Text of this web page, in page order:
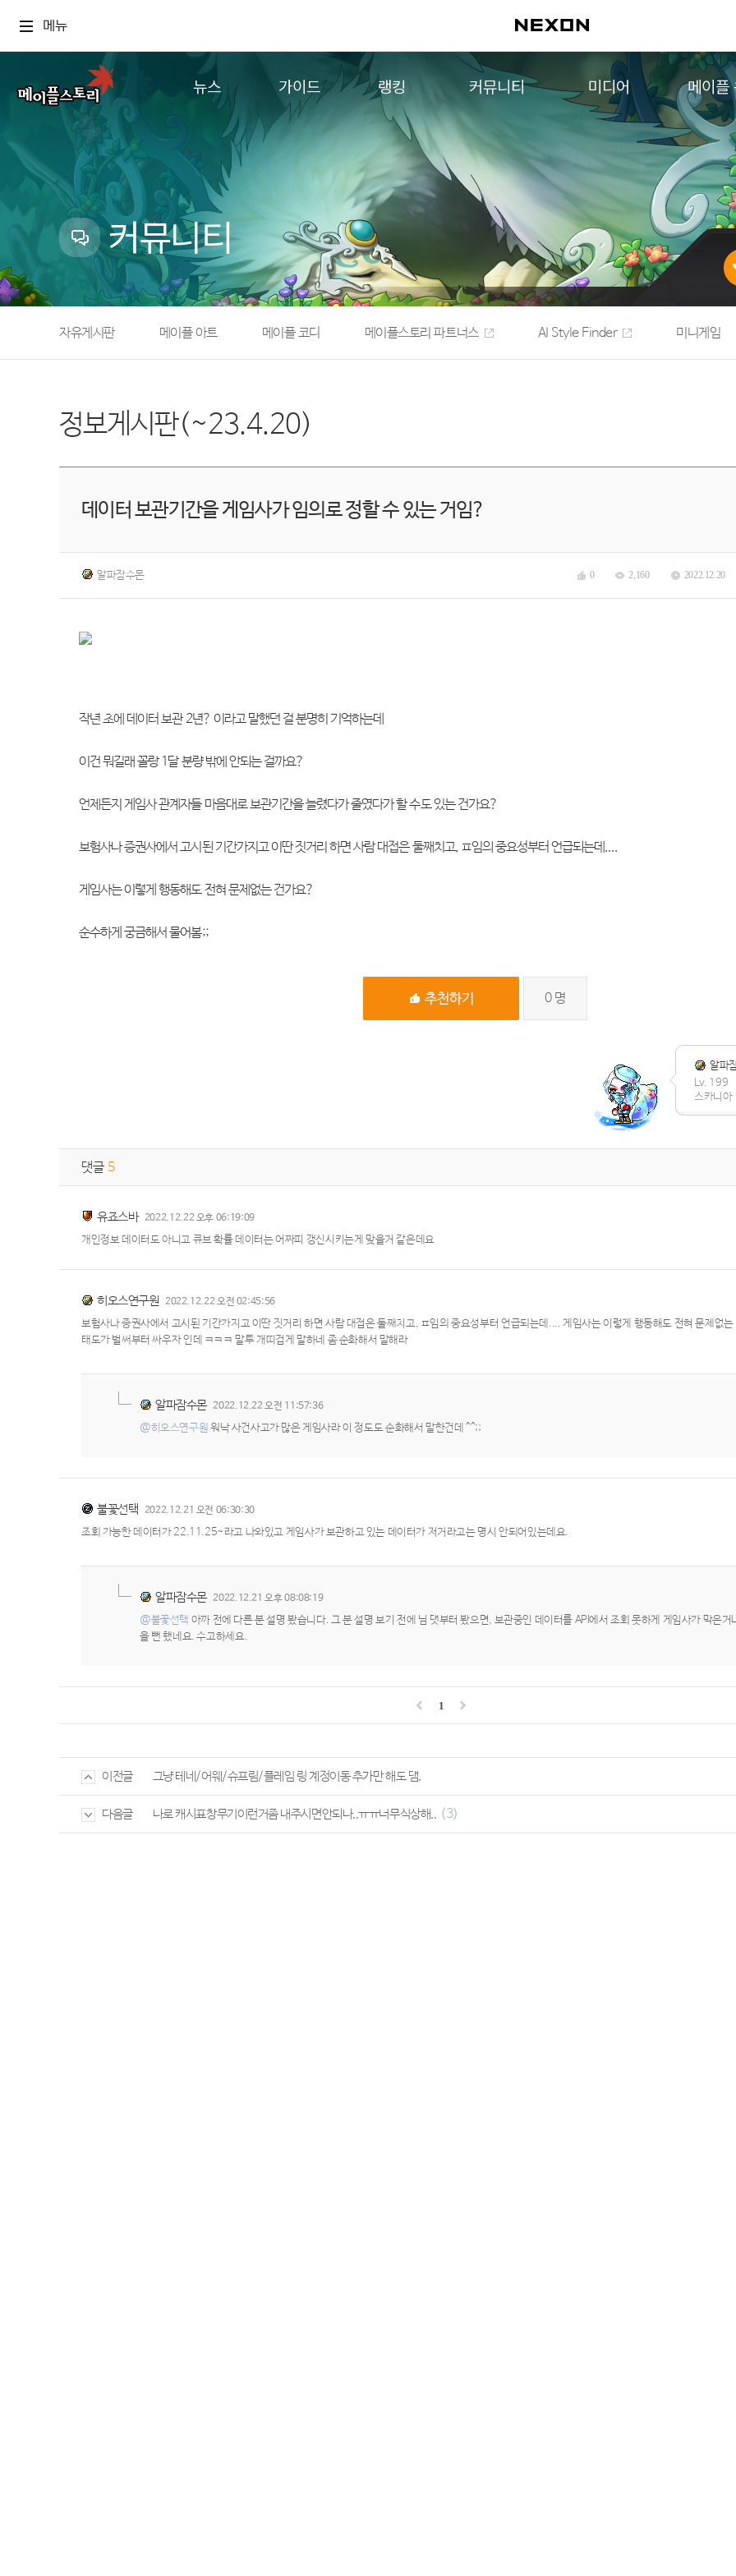
메뉴
뉴스
업데이트
이벤트
캐시샵 공지
메이플 알림판
with maple
가이드
추가정보
랭킹
컨텐츠 랭킹
커뮤니티
자유게시판
메이플 아트
메이플 코디
메이플스토리 파트너스
AI Style Finder
미니게임
커뮤니티 아카이브
미디어 메이플
메이플
커뮤니티
자유게시판 메이플 아트 메이플 코디 메이플스토리 파트너스 AI Style Finder 미니게임
정보게시판(~23.4.20)
데이터 보관기간을 게임사가 임의로 정할 수 있는 거임?
알파잠수몬 0 2,160 2022.12.20
작년 초에 데이터 보관 2년? 이라고 말했던 걸 분명히 기억하는데
이건 뭐길래 꼴랑 1달 분량 밖에 안되는 걸까요?
언제든지 게임사 관계자들 마음대로 보관기간을 늘렸다가 줄였다가 할 수도 있는 건가요?
보험사나 증권사에서 고시된 기간가지고 이딴 짓거리 하면 사람 대접은 둘째치고, ㅍ임의 중요성부터 언급되는데....
게임사는 이렇게 행동해도 전혀 문제없는 건가요?
순수하게 궁금해서 물어봄;;
0명
알파
Lv. 199
스카니아
댓글 5
유죠스바 2022.12.22 오후 06:19:09
개인정보 데이터도 아니고 큐브 확률 데이터는 어짜피 갱신시키는게 맞을거 같은데요
히오스연구원 2022.12.22 오전 02:45:56
보험사나 증권사에서 고시된 기간가지고 이딴 짓거리 하면 사람 대접은 둘째치고, ㅍ임의 중요성부터 언급되는데.... 게임사는 이렇게 행동해도 전혀 문제없
태도가 벌써부터 싸우자 인데 ㅋㅋㅋ 말투 개띠겁게 말하네 좀 순화해서 말해라
알파잠수몬 2022.12.22 오전 11:57:36
@히오스연구원 워낙 사건사고가 많은 게임사라 이 정도도 순화해서 말한건데 ^^;;
불꽃선택 2022.12.21 오전 06:30:30
조회 가능한 데이터가 22.11.25~라고 나와있고 게임사가 보관하고 있는 데이터가 저거라고는 명시 안되어있는데요.
알파잠수몬 2022.12.21 오후 08:08:19
@불꽃선택 아까 전에 다른 분 설명 봤습니다. 그 분 설명 보기 전에 님 댓부터 봤으면, 보관중인 데이터를 API에서 조회 못하게 게임사가 막은거
을 뻔 했네요. 수고하세요.
1
이전글 그냥 테네/어웨/슈프림/플레임 링 계정이동 추가만 해도 댐.
다음글 나로 캐시표창무기이런거좀 내주시면안되나..ㅠㅠ너무식상해.. (3)